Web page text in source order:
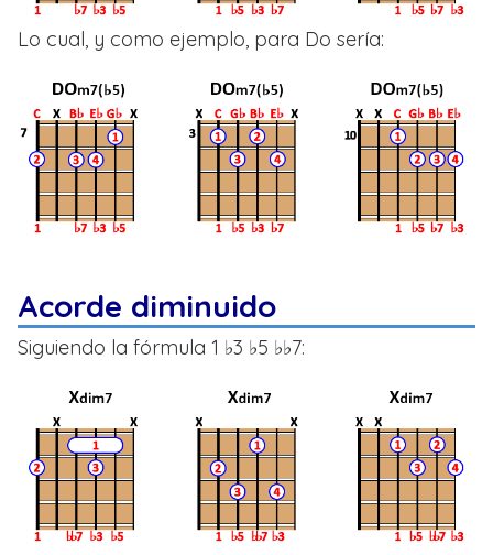
Lo cual, y como ejemplo, para Do sería:
Acorde diminuido
Siguiendo la fórmula 1 ♭3 ♭5 ♭♭7: